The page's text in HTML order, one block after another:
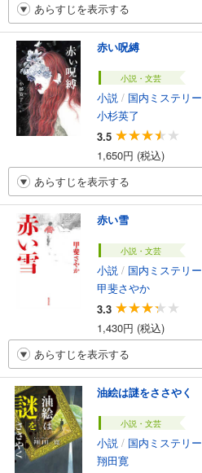
あらすじを表示する
赤い呪縛
小説・文芸
小説 / 国内ミステリー
小杉英了
3.5
1,650円 (税込)
あらすじを表示する
赤い雪
小説・文芸
小説 / 国内ミステリー
甲斐さやか
3.3
1,430円 (税込)
あらすじを表示する
油絵は謎をささやく
小説・文芸
小説 / 国内ミステリー
翔田寛